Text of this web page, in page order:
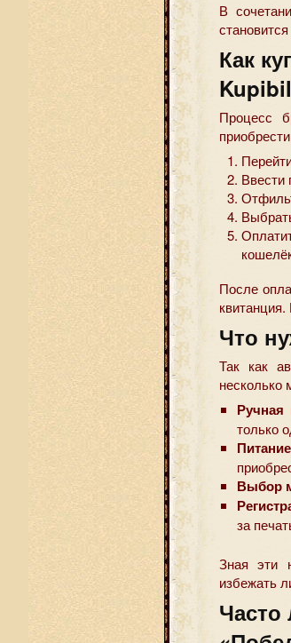
В
Как
Процесс
Ввести
После
Что
Так как
несколько
Ручная
только
Выбор
за
Зная эти
избежать